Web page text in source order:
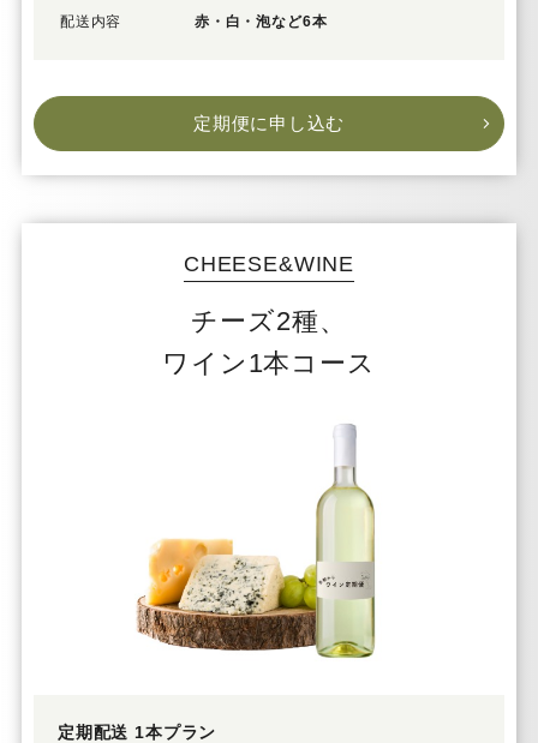
配送内容 赤・白・泡など6本
定期便に申し込む
CHEESE&WINE
チーズ2種、
ワイン1本コース
定期配送 1本プラン